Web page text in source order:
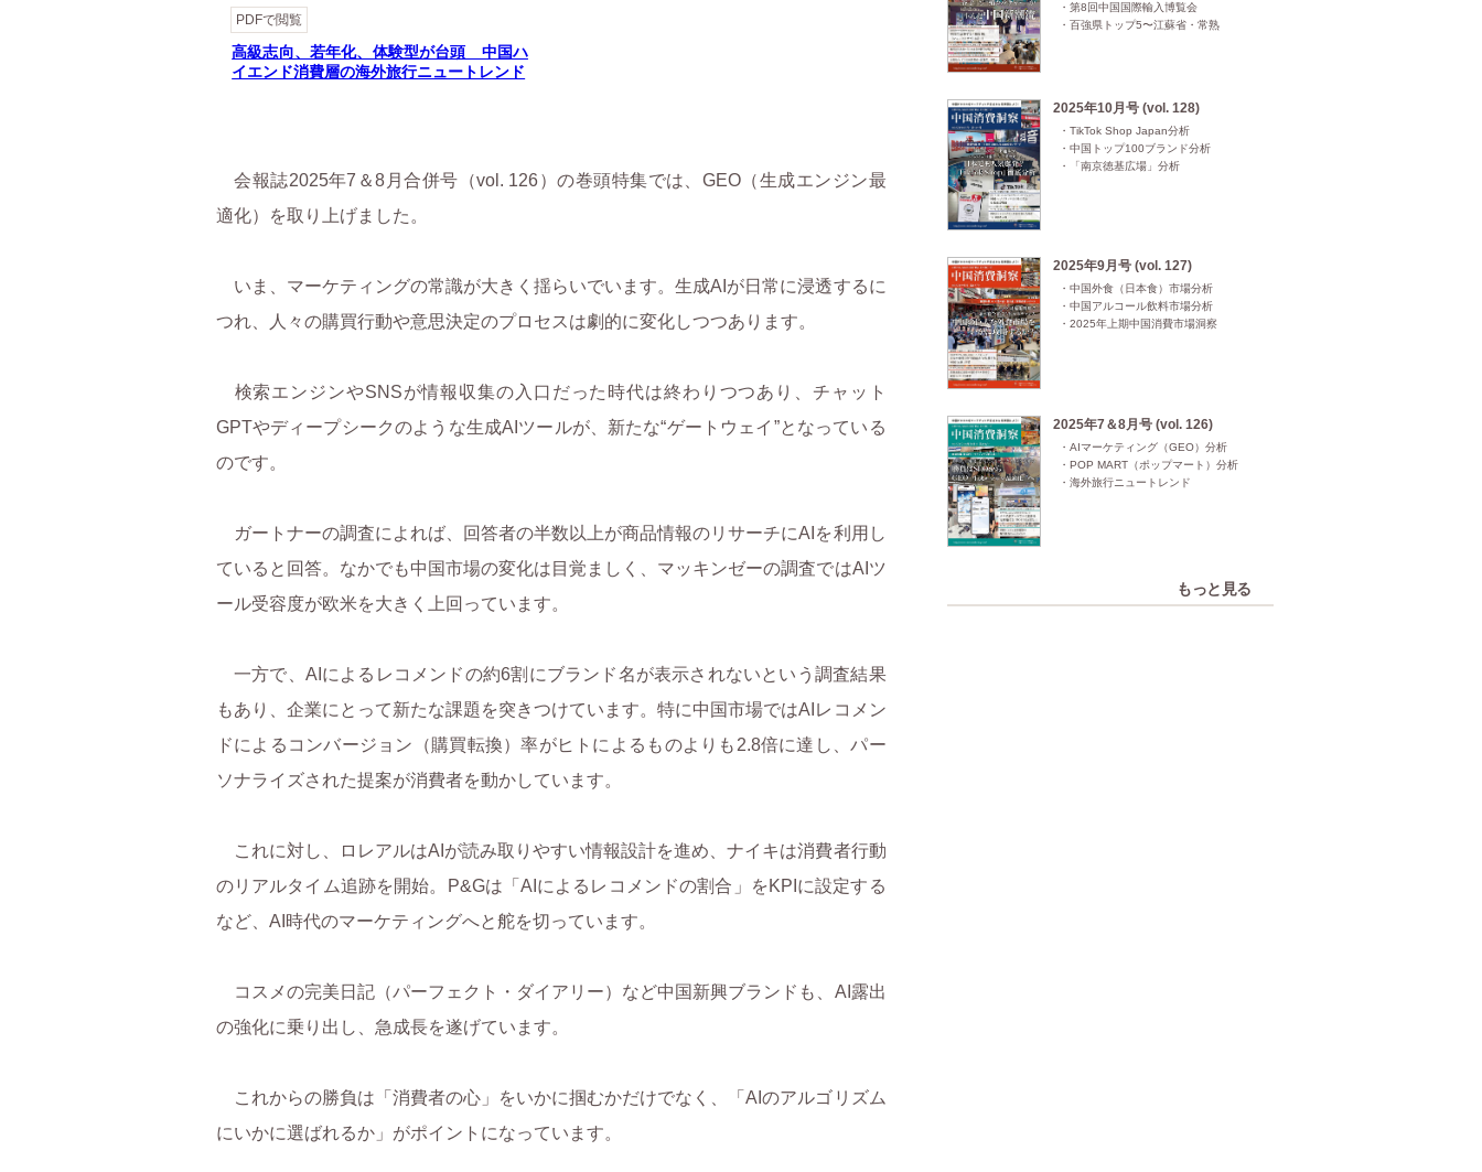
PDFで閲覧
高級志向、若年化、体験型が台頭 中国ハ
イエンド消費層の海外旅行ニュートレンド
会報誌2025年7＆8月合併号（vol. 126）の巻頭特集では、GEO（生成エンジン最
適化）を取り上げました。
いま、マーケティングの常識が大きく揺らいでいます。生成AIが日常に浸透するに
つれ、人々の購買行動や意思決定のプロセスは劇的に変化しつつあります。
検索エンジンやSNSが情報収集の入口だった時代は終わりつつあり、チャット
GPTやディープシークのような生成AIツールが、新たな“ゲートウェイ”となっている
のです。
ガートナーの調査によれば、回答者の半数以上が商品情報のリサーチにAIを利用し
ていると回答。なかでも中国市場の変化は目覚ましく、マッキンゼーの調査ではAIツ
ール受容度が欧米を大きく上回っています。
一方で、AIによるレコメンドの約6割にブランド名が表示されないという調査結果
もあり、企業にとって新たな課題を突きつけています。特に中国市場ではAIレコメン
ドによるコンバージョン（購買転換）率がヒトによるものよりも2.8倍に達し、パー
ソナライズされた提案が消費者を動かしています。
これに対し、ロレアルはAIが読み取りやすい情報設計を進め、ナイキは消費者行動
のリアルタイム追跡を開始。P&Gは「AIによるレコメンドの割合」をKPIに設定する
など、AI時代のマーケティングへと舵を切っています。
コスメの完美日記（パーフェクト・ダイアリー）など中国新興ブランドも、AI露出
の強化に乗り出し、急成長を遂げています。
これからの勝負は「消費者の心」をいかに掴むかだけでなく、「AIのアルゴリズム
にいかに選ばれるか」がポイントになっています。
・第8回中国国際輸入博覧会
・百強県トップ5〜江蘇省・常熟
2025年10月号 (vol. 128)
・TikTok Shop Japan分析
・中国トップ100ブランド分析
・「南京徳基広場」分析
2025年9月号 (vol. 127)
・中国外食（日本食）市場分析
・中国アルコール飲料市場分析
・2025年上期中国消費市場洞察
2025年7＆8月号 (vol. 126)
・AIマーケティング（GEO）分析
・POP MART（ポップマート）分析
・海外旅行ニュートレンド
もっと見る